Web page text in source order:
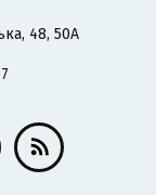
48, 50А